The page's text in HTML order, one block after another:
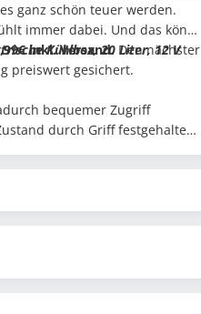
ganz schön teuer werden.
immer dabei. Und das könnt
Kühlbox, 20 Liter, 12 V
preiswert gesichert.
inkl. Versand. Den nächster
bequemer Zugriff
durch Griff festgehalten
über mehrere